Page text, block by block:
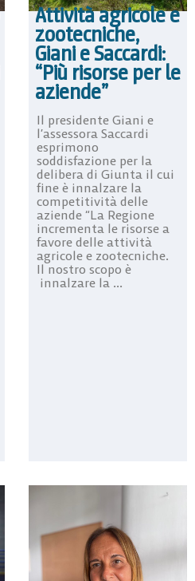
Attività agricole e
zootecniche,
Giani e Saccardi:
“Più risorse per le
aziende”
Il presidente Giani e
l’assessora Saccardi
esprimono
soddisfazione per la
delibera di Giunta il cui
fine è innalzare la
competitività delle
aziende “La Regione
incrementa le risorse a
favore delle attività
agricole e zootecniche.
Il nostro scopo è
innalzare la ...